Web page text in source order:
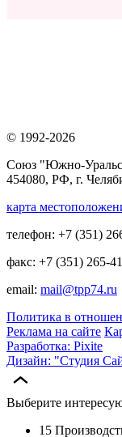
© 1992-2026
Союз "Южно-
454080, РФ, г.
карта
телефон: +7 (351)
факс: +7 (351) 265-
email: mail@tpp74.ru
Политика в
Реклама на сайте
Разработка: Pixite
Дизайн: "Студия
Выберите
15